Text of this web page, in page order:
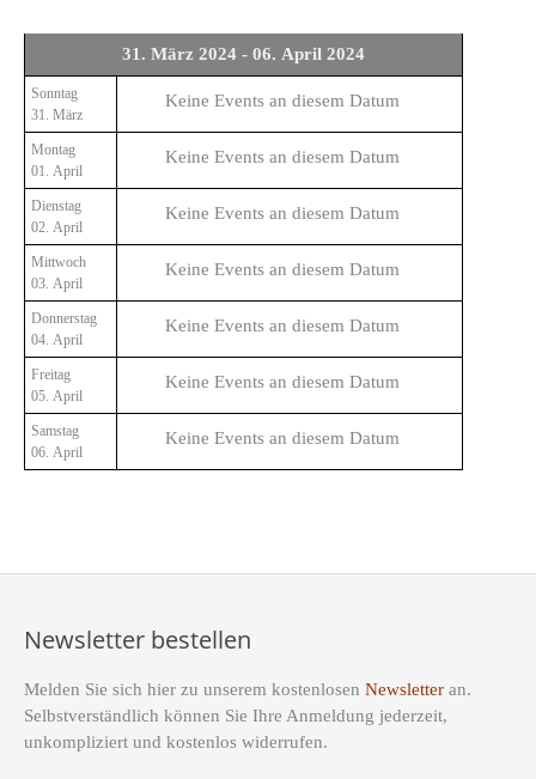
31. März 2024 - 06. April 2024
Sonntag
31. März
Keine Events an diesem Datum
Montag
01. April
Keine Events an diesem Datum
Dienstag
02. April
Keine Events an diesem Datum
Mittwoch
03. April
Keine Events an diesem Datum
Donnerstag
04. April
Keine Events an diesem Datum
Freitag
05. April
Keine Events an diesem Datum
Samstag
06. April
Keine Events an diesem Datum
Newsletter bestellen
Melden Sie sich hier zu unserem kostenlosen Newsletter an.
Selbstverständlich können Sie Ihre Anmeldung jederzeit,
unkompliziert und kostenlos widerrufen.